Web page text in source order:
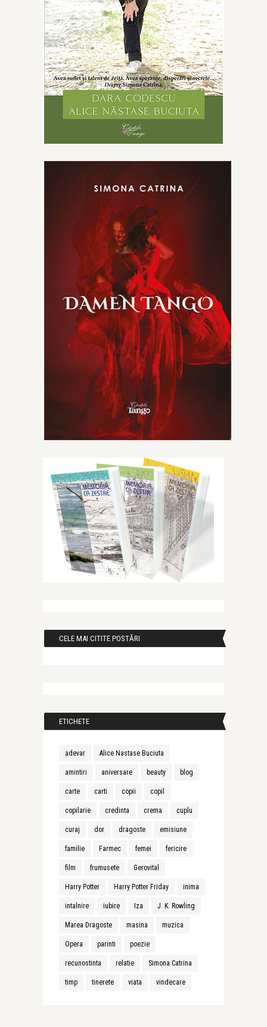
CELE MAI CITITE POSTĂRI
ETICHETE
adevar Alice Nastase Buciuta
amintiri aniversare beauty blog
carte carti copii copil
copilarie credinta crema cuplu
curaj dor dragoste emisiune
familie Farmec femei fericire
film frumusete Gerovital
Harry Potter Harry Potter Friday inima
intalnire iubire Iza J. K. Rowling
Marea Dragoste masina muzica
Opera parinti poezie
recunostinta relatie Simona Catrina
timp tinerete viata vindecare